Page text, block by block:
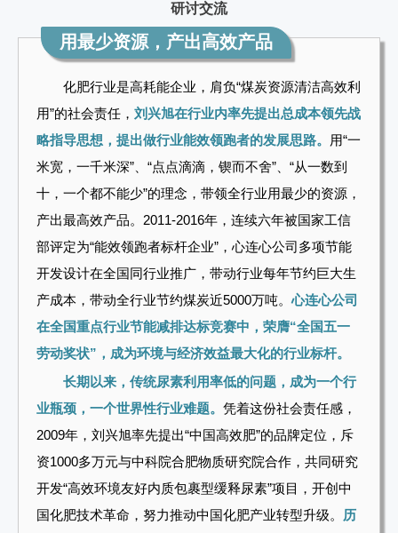
研讨交流
用最少资源，产出高效产品
化肥行业是高耗能企业，肩负“煤炭资源清洁高效利
用”的社会责任， 刘兴旭在行业内率先提出总成本领先战
略指导思想，提出做行业能效领跑者的发展思路。
用“一
米宽，一千米深”、“点点滴滴，锲而不舍”、“从一数到
十，一个都不能少”的理念，带领全行业用最少的资源，
产出最高效产品。2011-2016年，连续六年被国家工信
部评定为“能效领跑者标杆企业”，心连心公司多项节能
开发设计在全国同行业推广，带动行业每年节约巨大生
产成本，带动全行业节约煤炭近5000万吨。心连心公司
在全国重点行业节能减排达标竞赛中，荣膺“全国五一
劳动奖状”，成为环境与经济效益最大化的行业标杆。
长期以来，传统尿素利用率低的问题，成为一个行
业瓶颈，一个世界性行业难题。 凭着这份社会责任感，
2009年，刘兴旭率先提出“中国高效肥”的品牌定位，斥
资1000多万元与中科院合肥物质研究院合作，共同研究
开发“高效环境友好内质包裹型缓释尿素”项目，开创中
国化肥技术革命，努力推动中国化肥产业转型升级。
历